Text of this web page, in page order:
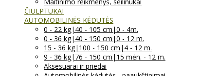
ČIULPTUKAI
AUTOMOBILINĖS KĖDUTĖS
0 - 22 kg|40 - 105 cm|0 - 4m.
0 - 36 kg|40 - 150 cm|0 - 12 m.
15 - 36 kg|100 - 150 cm|4 - 12 m.
9 - 36 kg|76 - 150 cm|15 mėn. - 12 m.
Aksesuarai ir priedai